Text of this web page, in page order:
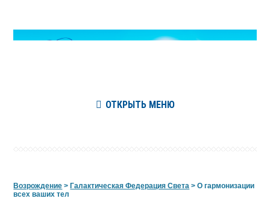
ОТКРЫТЬ МЕНЮ
Возрождение >Галактическая Федерация Света >О гармонизации
всех ваших тел